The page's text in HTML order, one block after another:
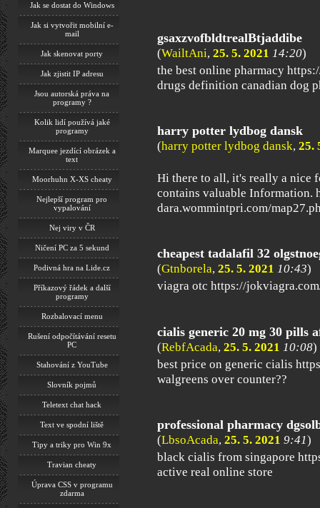
Jak se dostat do Windows
Jak si vytvořit mobilní e-
mail
Jak skenovat porty
Jak zjistit IP adresu
Jsou autorská práva na
programy ?
Kolik lidí používá jaké
programy
Marquee jezdící obrázek a
text
Moorhuhn X-XS cheaty
Nejlepší program pro
vypalování
Nej viry v ČR
Ničení PC za 5 sekund
Podivná hra na Lide.cz
Příkazový řádek a další
programy
Rozbalovací menu
Rušení odpočítávání resetu
PC
Stahování z YouTube
Slovník pojmů
Teletext chat hack
Text ve spodní liště
Tipy a triky pro Win 9x
Travian cheaty
Úprava CSS v programu
zdarma
gsaxzvofbldtrealBtjaddibe
(WailtAni, 25. 5. 2021 14:20)
the best online pharmacy
drugs definition canadian dog
harry potter lydbog dansk
(harry potter lydbog dansk, 25.
Hi there to all, it's really a nice
contains valuable Information.
dara.wommintpri.com/
cheapest tadalafil 32
(Gtnborela, 25. 5. 2021 10:43)
viagra otc https://
cialis generic 20 mg 30 pills
(RebfAcada, 25. 5. 2021 10:08)
best price on generic cialis
walgreens over counter??
professional pharmacy
(LbsoAcada, 25. 5. 2021 9:41)
black cialis from singapore
active real online store